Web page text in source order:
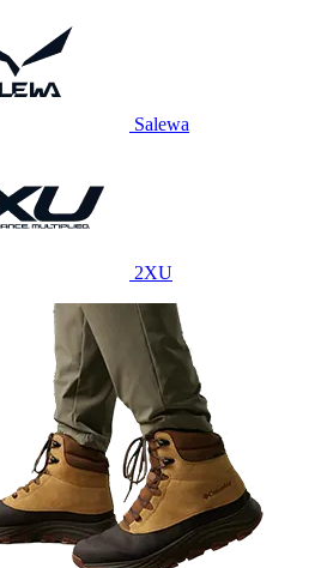
Salewa
2XU